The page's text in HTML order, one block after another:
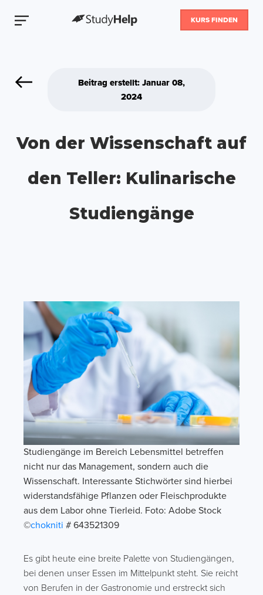
KURS FINDEN
Beitrag erstellt: Januar 08,
2024
Von der Wissenschaft auf
den Teller: Kulinarische
Studiengänge
Studiengänge im Bereich Lebensmittel betreffen
nicht nur das Management, sondern auch die
Wissenschaft. Interessante Stichwörter sind hierbei
widerstandsfähige Pflanzen oder Fleischprodukte
aus dem Labor ohne Tierleid. Foto: Adobe Stock
©chokniti # 643521309
Es gibt heute eine breite Palette von Studiengängen,
bei denen unser Essen im Mittelpunkt steht. Sie reicht
von Berufen in der Gastronomie und erstreckt sich